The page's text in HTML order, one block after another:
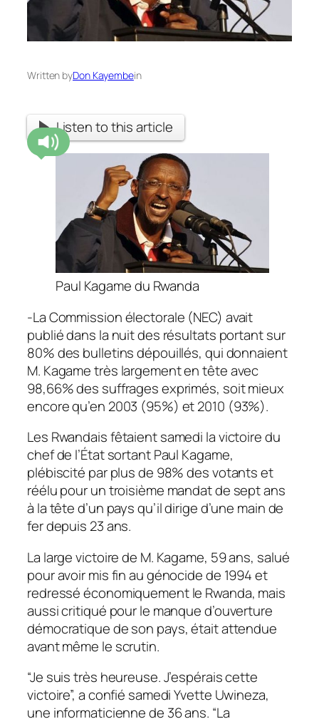
Written byDon Kayembein
Listen to this article
Paul Kagame du Rwanda
-La Commission électorale (NEC) avait
publié dans la nuit des résultats portant sur
80% des bulletins dépouillés, qui donnaient
M. Kagame très largement en tête avec
98,66% des suffrages exprimés, soit mieux
encore qu’en 2003 (95%) et 2010 (93%).
Les Rwandais fêtaient samedi la victoire du
chef de l’État sortant Paul Kagame,
plébiscité par plus de 98% des votants et
réélu pour un troisième mandat de sept ans
à la tête d’un pays qu’il dirige d’une main de
fer depuis 23 ans.
La large victoire de M. Kagame, 59 ans, salué
pour avoir mis fin au génocide de 1994 et
redressé économiquement le Rwanda, mais
aussi critiqué pour le manque d’ouverture
démocratique de son pays, était attendue
avant même le scrutin.
“Je suis très heureuse. J’espérais cette
victoire”, a confié samedi Yvette Uwineza,
une informaticienne de 36 ans. “La